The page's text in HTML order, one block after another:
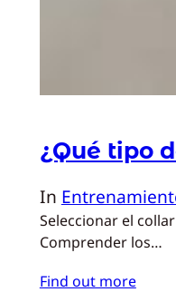
¿Qué tipo
In
Seleccionar el
Comprender los…
Find out more